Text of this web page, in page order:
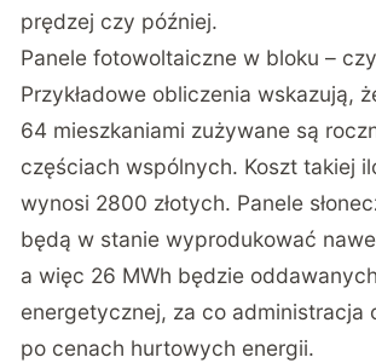
prędzej czy później.
Panele fotowoltaiczne w bloku –
Przykładowe obliczenia wskazują,
64 mieszkaniami zużywane są
częściach wspólnych. Koszt takiej
wynosi 2800 złotych. Panele
będą w stanie wyprodukować
a więc 26 MWh będzie
energetycznej, za co administracja
po cenach hurtowych energii.